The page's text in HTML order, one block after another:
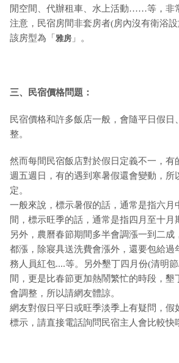
閒空間、代辦租車、水上活動……等，非
注意，民宿房間非套房者(房內沒有衛浴
該房型為「 雅房 」。
三、民宿價格問題：
民宿價格和許多飯店一般，會隨平日假日
整。
然而每間民宿飯店對於假日定義不一，有
週五週日，有的遇到寒暑假還會變動，所
定。
一般來說，標示暑假的話，通常是指六月
間，標示旺季的話，通常是指四月至十月
另外，農曆春節期間多半會調漲一到二成
都漲，除寢具送洗費會漲外，還要包給過
務人員紅包....等。另外墾丁四月份(清明
間，更是比春節更加熱鬧繁忙的時段，墾
會調整，所以請網友體諒。
網友對假日平日或旺季淡季上有疑問，假
標示，請直接電話詢問民宿主人會比較快